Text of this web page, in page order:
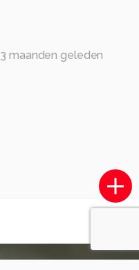
3 maanden geleden